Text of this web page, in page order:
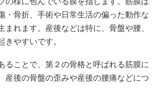
きやすいです。
ることで、第２の骨格と呼ばれる筋膜に
産後の骨盤の歪みや産後の腰痛などにつ